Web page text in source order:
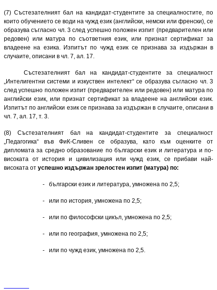
(7) Състезателният бал на кандидат-студентите за специалностите, по
които обучението се води на чужд език (английски, немски или френски), се
образува съгласно чл. 3 след успешно положен изпит (предварителен или
редовен) или матура по съответния език, или признат сертификат за
владеене на езика. Изпитът по чужд език се признава за издържан в
случаите, описани в чл. 7, ал. 17.
Състезателният бал на кандидат-студентите за специалност
„Интелигентни системи и изкуствен интелект“ се образува съгласно чл. 3
след успешно положен изпит (предварителен или редовен) или матура по
английски език, или признат сертификат за владеене на английски език.
Изпитът по английски език се признава за издържан в случаите, описани в
чл. 7, ал. 17, т. 3.
(8) Състезателният бал на кандидат-студентите за специалност
„Педагогика“ във ФиК-Сливен се образува, като към оценките от
дипломата за средно образование по български език и литература и по-
високата от история и цивилизация или чужд език, се прибави най-
високата от успешно издържан зрелостен изпит (матура) по:
- български език и литература, умножена по 2,5;
- или по история, умножена по 2,5;
- или по философски цикъл, умножена по 2,5;
- или по география, умножена по 2,5;
- или по чужд език, умножена по 2,5.